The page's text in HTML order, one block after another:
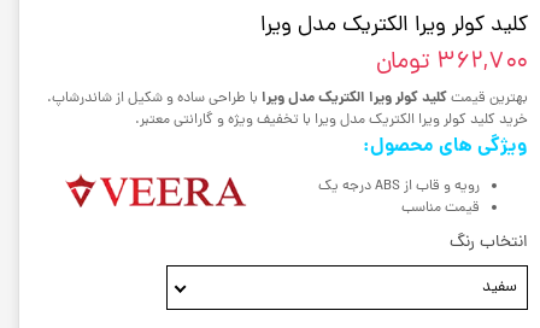
کلید کولر ویرا الکتریک مدل ویرا
۳۶۲,۷۰۰ تومان
بهترین قیمتکلید کولر ویرا الکتریک مدل ویرا با طراحی ساده و شکیل از شاندرشاپ.
خرید کلید کولر ویرا الکتریک مدل ویرا با تخفیف ویژه و گارانتی معتبر.
ویژگی های محصول:
رویه و قاب از ABS درجه یک
قیمت مناسب
انتخاب رنگ
سفید